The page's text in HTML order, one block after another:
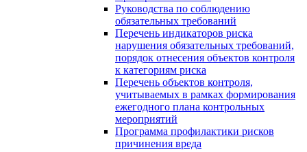
Руководства по соблюдению
обязательных требований
Перечень индикаторов риска
нарушения обязательных требований,
порядок отнесения объектов контроля
к категориям риска
Перечень объектов контроля,
учитываемых в рамках формирования
ежегодного плана контрольных
мероприятий
Программа профилактики рисков
причинения вреда